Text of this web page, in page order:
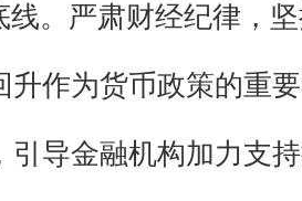
线。严肃财经纪律，
升作为货币政策的重
引导金融机构加力支